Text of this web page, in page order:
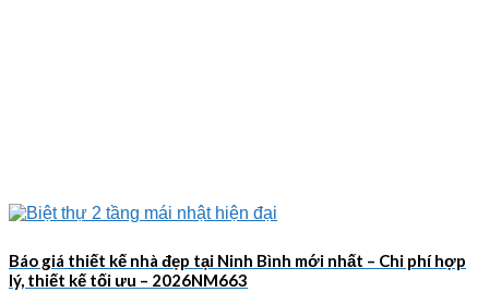
Báo giá thiết kế nhà đẹp tại Ninh Bình mới nhất – Chi phí hợp
lý, thiết kế tối ưu – 2026NM663